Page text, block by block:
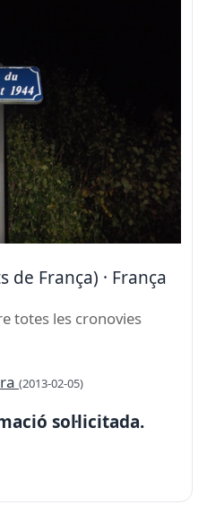
de França) · França
totes les cronovies
(2013-02-05)
sol·licitada.